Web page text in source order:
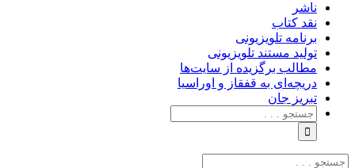
ناشر
نقد کتاب
برنامه‌ تلویزیونی
تولید مستند تلویزیونی
مطالب برگزیده از سایت‌ها
دریچه‌ای به قفقاز و اوراسیا
تبریزِ جان
جستجو
برای:
جستجو